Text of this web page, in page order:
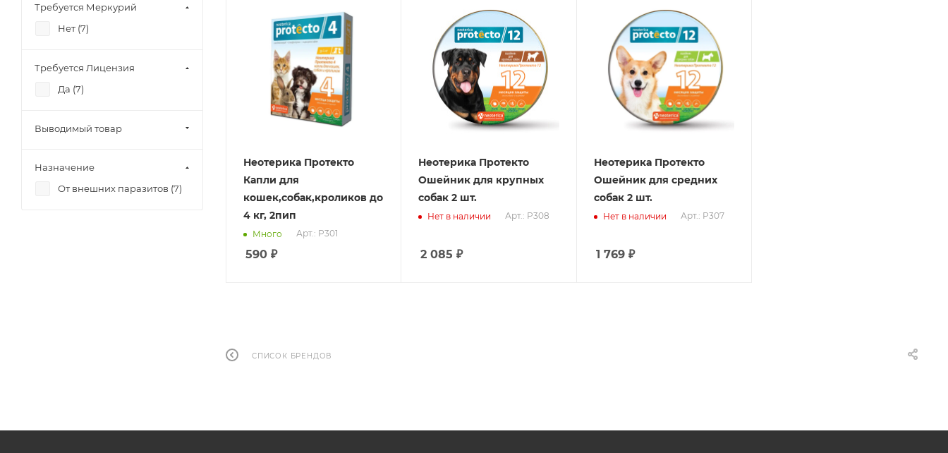
Неотерика Протекто
Капли для
кошек,собак,кроликов до
4 кг, 2пип
Много Арт.: P301
590 ₽
Неотерика Протекто
Ошейник для крупных
собак 2 шт.
Нет в наличии Арт.: P308
2 085 ₽
Неотерика Протекто
Ошейник для средних
собак 2 шт.
Нет в наличии Арт.: P307
1 769₽
СПИСОК БРЕНДОВ
Требуется Меркурий
Нет (7)
Требуется Лицензия
Да (7)
Выводимый товар
Назначение
От внешних паразитов (7)